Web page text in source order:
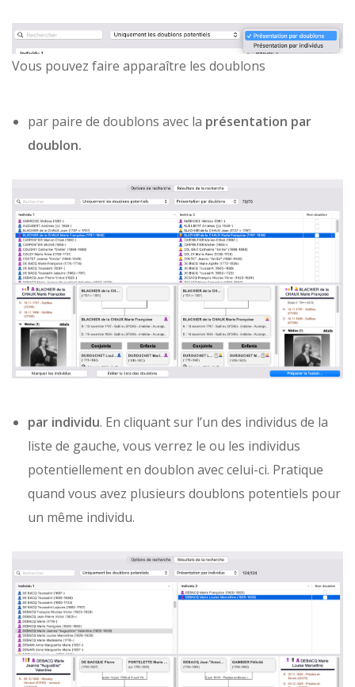
Vous pouvez faire apparaître les doublons
par paire de doublons avec la présentation par
doublon.
par individu. En cliquant sur l’un des individus de la
liste de gauche, vous verrez le ou les individus
potentiellement en doublon avec celui-ci. Pratique
quand vous avez plusieurs doublons potentiels pour
un même individu.